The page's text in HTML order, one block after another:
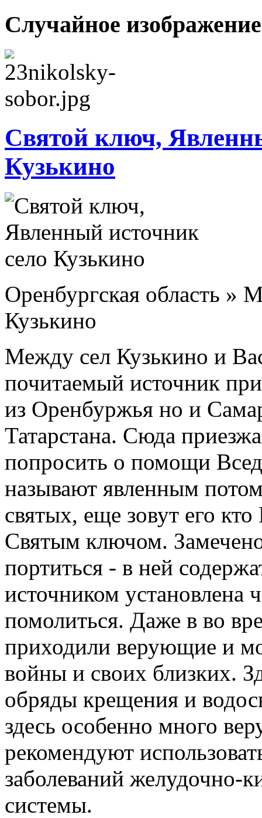
Случайное изображение
Святой ключ,
Кузькино
Оренбургская область »
Кузькино
Между сел Кузькино и
почитаемый источник
из Оренбуржья но и
Татарстана. Сюда
попросить о помощи
называют явленным
святых, еще зовут его
Святым ключом.
портиться - в ней
источником установлена
помолиться. Даже в во
приходили верующие и
войны и своих близких.
обряды крещения и
здесь особенно много
рекомендуют
заболеваний желудочно-
системы.